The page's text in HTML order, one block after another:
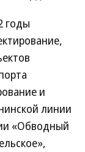
годы
и
линии
«Обводный